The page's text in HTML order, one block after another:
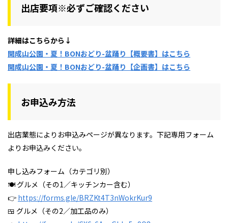
出店要項※必ずご確認ください
詳細はこちらから↓
開成山公園・夏！BONおどり-盆踊り【概要書】はこちら
開成山公園・夏！BONおどり-盆踊り【企画書】はこちら
お申込み方法
出店業態によりお申込みページが異なります。下記専用フォーム
よりお申込みください。
申し込みフォーム（カテゴリ別）
🍽 グルメ（その1／キッチンカー含む）
👉 https://forms.gle/BRZKt4T3nWokrKur9
🍱 グルメ（その2／加工品のみ）